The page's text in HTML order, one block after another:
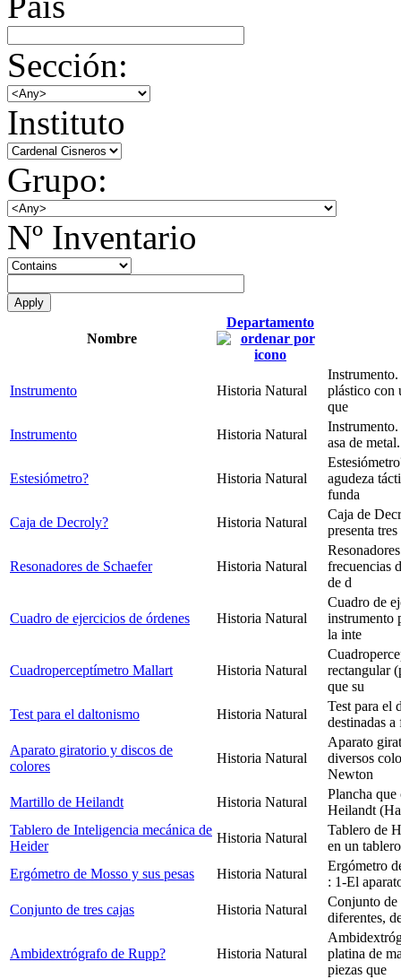
Sección:
Instituto
Grupo:
Nº Inventario
Nombre
Departamento
Instrumento Historia Natural
plástico con
que
Instrumento
Historia Natural
Instrumento.
asa de
Estesiómetro? Historia Natural
agudeza
funda
Caja de Decroly?
Historia Natural
Caja de
presenta
Resonadores de Schaefer Historia Natural
frecuencias
de d
Cuadro de ejercicios de órdenes Historia Natural
Cuadro de
instrumento
la inte
Cuadroperceptímetro Mallart Historia Natural
rectangular
que su
Test para el daltonismo
Historia Natural
Test para el
destinadas
Aparato giratorio y discos de
colores
Historia Natural
Aparato
diversos
Newton
Martillo de Heilandt
Historia Natural
Plancha
Heilandt
Tablero de Inteligencia mecánica de
Heider
Historia Natural
Tablero de
en un
Ergómetro de Mosso y sus pesas
Historia Natural
Ergómetro
: 1-El
Conjunto de tres cajas
Historia Natural
Conjunto de
diferentes,
Ambidextrógrafo de Rupp? Historia Natural
platina de
piezas que